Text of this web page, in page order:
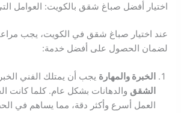
اختيار أفضل صباغ شقق بالكويت: العوامل
عند اختيار صباغ شقق في الكويت، يجب
لضمان الحصول على أفضل خدمة:
الخبرة والمهارة يجب أن يمتلك الفني
الشقق والدهانات بشكل عام. كلما كانت
العمل أسرع وأكثر دقة، مما يساهم في